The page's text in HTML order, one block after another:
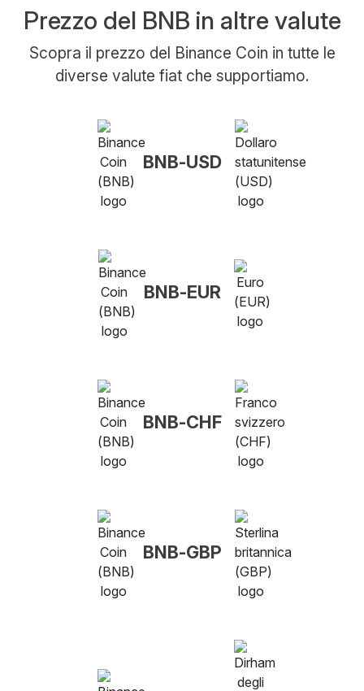
Prezzo del BNB in altre valute
Scopra il prezzo del Binance Coin in tutte le
diverse valute fiat che supportiamo.
BNB-USD
BNB-EUR
BNB-CHF
BNB-GBP